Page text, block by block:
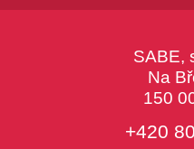
SABE,
Na
150
+420